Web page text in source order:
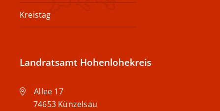
Kreistag
Landratsamt Hohenlohekreis
Allee 17
74653 Künzelsau